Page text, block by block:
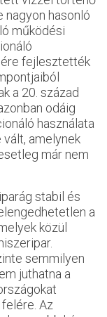
nagyon hasonló
működési
fejlesztették
a 20. század
odáig
használata
amelynek
már nem
stabil és
a
közül
semmilyen
juthatna a
Az